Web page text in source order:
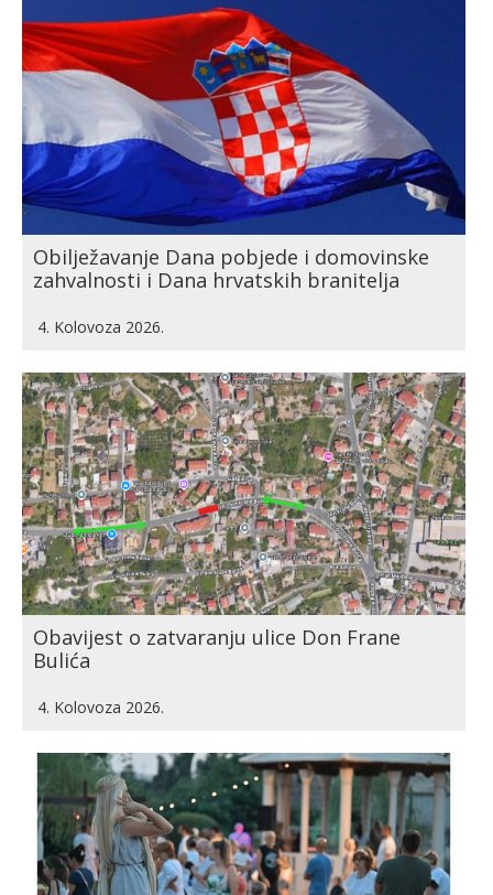
Obilježavanje Dana pobjede i domovinske
zahvalnosti i Dana hrvatskih branitelja
4. Kolovoza 2026.
Obavijest o zatvaranju ulice Don Frane
Bulića
4. Kolovoza 2026.